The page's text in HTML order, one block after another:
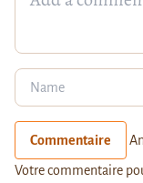
Commentaire
Votre commentaire